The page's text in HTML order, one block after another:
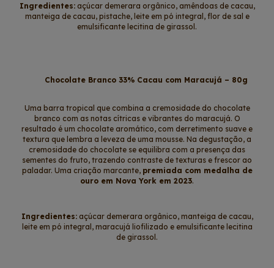
Ingredientes:açúcar demerara orgânico, amêndoas de cacau,
manteiga de cacau, pistache, leite em pó integral, flor de sal e
emulsificante lecitina de girassol.
Chocolate Branco 33% Cacau com Maracujá – 80g
Uma barra tropical que combina a cremosidade do chocolate
branco com as notas cítricas e vibrantes do maracujá. O
resultado é um chocolate aromático, com derretimento suave e
textura que lembra a leveza de uma mousse. Na degustação, a
cremosidade do chocolate se equilibra com a presença das
sementes do fruto, trazendo contraste de texturas e frescor ao
paladar. Uma criação marcante, premiada com medalha de
ouro em Nova York em 2023.
Ingredientes:açúcar demerara orgânico, manteiga de cacau,
leite em pó integral, maracujá liofilizado e emulsificante lecitina
de girassol.